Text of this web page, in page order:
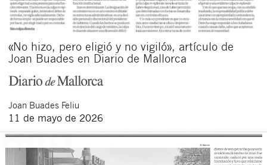
«No hizo, pero eligió y no vigiló», artículo de
Joan Buades en Diario de Mallorca
Joan Buades Feliu
11 de mayo de 2026